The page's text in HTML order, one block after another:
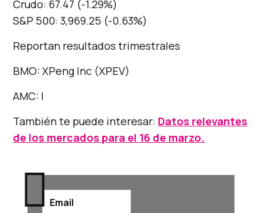
Crudo: 67.47 (-1.29%)
S&P 500: 3,969.25 (-0.63%)
Reportan resultados trimestrales
BMO: XPeng Inc (XPEV)
AMC: |
También te puede interesar: Datos relevantes
de los mercados para el 16 de marzo.